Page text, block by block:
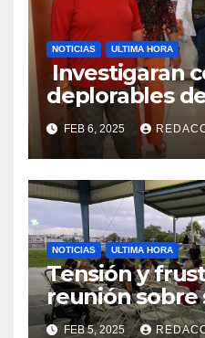
NOTICIAS ULTIMA HORA
Investigaran
deplorables
facilidades el
de la Salud en
FEB 6, 2025
NOTICIAS ULTIMA HORA
Tensión y
reunión sobre
Reparto
FEB 5, 2025